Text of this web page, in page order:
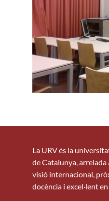
La URV és la
de Catalunya,
visió internacional,
docència i excel·lent en